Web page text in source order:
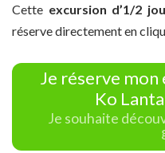
Cette excursion d’1/2
réserve directement en
Je réserve mon
Ko
Je souhaite